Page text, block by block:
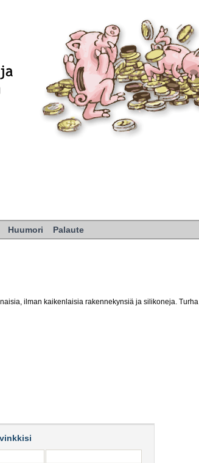
Huumori Palaute
ilman kaikenlaisia rakennekynsiä ja silikoneja. Turha